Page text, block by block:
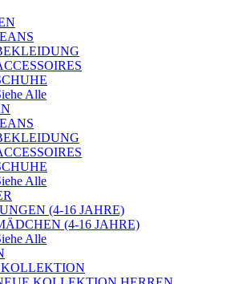
Alle
Alle
(4-16 JAHRE)
(4-16 JAHRE)
Alle